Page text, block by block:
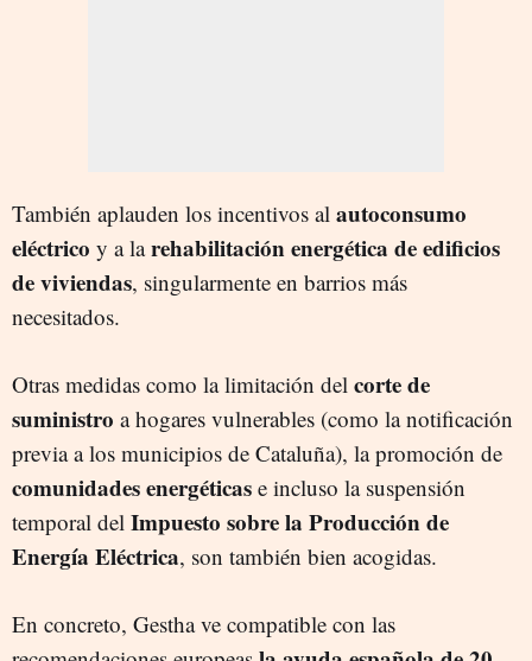
También aplauden los incentivos al autoconsumo
eléctrico y a larehabilitación energética de edificios
de viviendas, singularmente en barrios más
necesitados.
Otras medidas como la limitación del corte de
suministro a hogares vulnerables (como la notificación
previa a los municipios de Cataluña), la promoción de
comunidades energéticas e incluso la suspensión
temporal del Impuesto sobre la Producción de
Energía Eléctrica, son también bien acogidas.
En concreto, Gestha ve compatible con las